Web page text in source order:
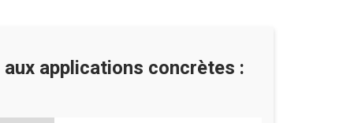
applications concrètes :